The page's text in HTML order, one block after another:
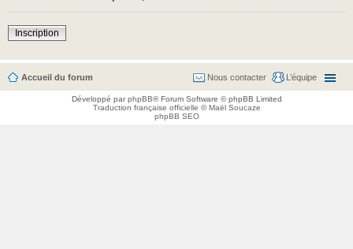
Inscription
Accueil du forum L’équipe
Nous contacter
Développé parphpBB® Forum Software © phpBB Limited
Traduction française officielle ©Maël Soucaze
phpBB SEO